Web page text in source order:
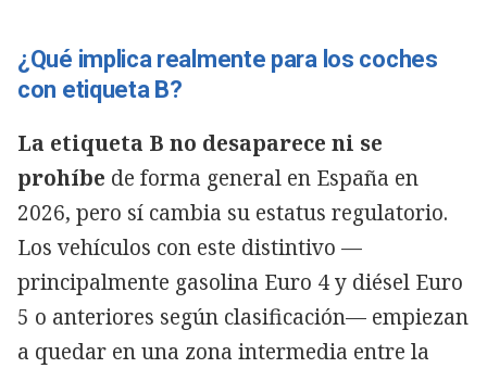
¿Qué implica realmente para los coches
con etiqueta B?
La etiqueta B no desaparece ni se
prohíbe de forma general en España en
2026, pero sí cambia su estatus regulatorio.
Los vehículos con este distintivo —
principalmente gasolina Euro 4 y diésel Euro
5 o anteriores según clasificación— empiezan
a quedar en una zona intermedia entre la